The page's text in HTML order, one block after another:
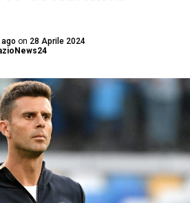
on 28 Aprile 2024